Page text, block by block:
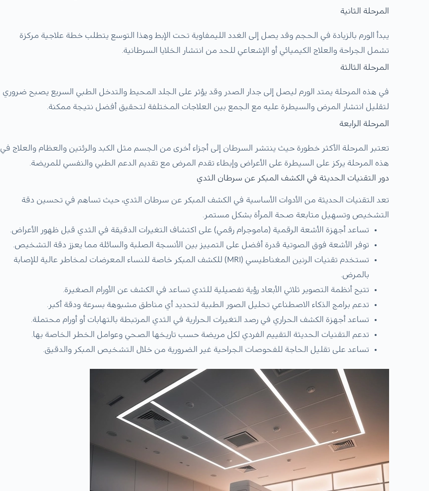
المرحلة الثانية
يبدأ الورم بالزيادة في الحجم وقد يصل إلى الغدد الليمفاوية تحت الإبط وهذا التوسع يتطلب خطة علاجية مركزة
تشمل الجراحة والعلاج الكيميائي أو الإشعاعي للحد من انتشار الخلايا السرطانية.
المرحلة الثالثة
في هذه المرحلة يمتد الورم ليصل إلى جدار الصدر وقد يؤثر على الجلد المحيط والتدخل الطبي السريع يصبح ضروري
لتقليل انتشار المرض والسيطرة عليه مع الجمع بين العلاجات المختلفة لتحقيق أفضل نتيجة ممكنة.
المرحلة الرابعة
تعتبر المرحلة الأكثر خطورة حيث ينتشر السرطان إلى أجزاء أخرى من الجسم مثل الكبد والرئتين والعظام والعلاج في
هذه المرحلة يركز على السيطرة على الأعراض وإبطاء تقدم المرض مع تقديم الدعم الطبي والنفسي للمريضة.
دور التقنيات الحديثة في الكشف المبكر عن سرطان الثدي
تعد التقنيات الحديثة من الأدوات الأساسية في الكشف المبكر عن سرطان الثدي، حيث تساهم في تحسين دقة
التشخيص وتسهيل متابعة صحة المرأة بشكل مستمر.
تساعد أجهزة الأشعة الرقمية (ماموجرام رقمي) على اكتشاف التغيرات الدقيقة في الثدي قبل ظهور الأعراض.
توفر الأشعة فوق الصوتية قدرة أفضل على التمييز بين الأنسجة الصلبة والسائلة مما يعزز دقة التشخيص.
تستخدم تقنيات الرنين المغناطيسي (MRI) للكشف المبكر خاصة للنساء المعرضات لمخاطر عالية للإصابة
بالمرض.
تتيح أنظمة التصوير ثلاثي الأبعاد رؤية تفصيلية للثدي تساعد في الكشف عن الأورام الصغيرة.
تدعم برامج الذكاء الاصطناعي تحليل الصور الطبية لتحديد أي مناطق مشبوهة بسرعة ودقة أكبر.
تساعد أجهزة الكشف الحراري في رصد التغيرات الحرارية في الثدي المرتبطة بالتهابات أو أورام محتملة.
تدعم التقنيات الحديثة التقييم الفردي لكل مريضة حسب تاريخها الصحي وعوامل الخطر الخاصة بها.
تساعد على تقليل الحاجة للفحوصات الجراحية غير الضرورية من خلال التشخيص المبكر والدقيق.